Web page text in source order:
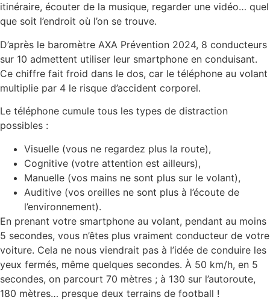
itinéraire, écouter de la musique, regarder une vidéo… quel
que soit l’endroit où l’on se trouve.
D’après le baromètre AXA Prévention 2024, 8 conducteurs
sur 10 admettent utiliser leur smartphone en conduisant.
Ce chiffre fait froid dans le dos, car le téléphone au volant
multiplie par 4 le risque d’accident corporel.
Le téléphone cumule tous les types de distraction
possibles :
Visuelle (vous ne regardez plus la route),
Cognitive (votre attention est ailleurs),
Manuelle (vos mains ne sont plus sur le volant),
Auditive (vos oreilles ne sont plus à l’écoute de
l’environnement).
En prenant votre smartphone au volant, pendant au moins
5 secondes, vous n’êtes plus vraiment conducteur de votre
voiture. Cela ne nous viendrait pas à l’idée de conduire les
yeux fermés, même quelques secondes. À 50 km/h, en 5
secondes, on parcourt 70 mètres ; à 130 sur l’autoroute,
180 mètres… presque deux terrains de football !